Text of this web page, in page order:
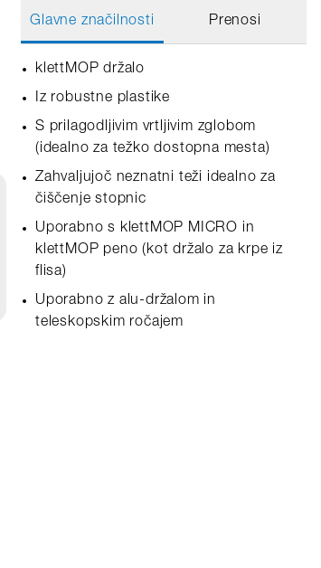
Glavne značilnosti Prenosi
klettMOP držalo
Iz robustne plastike
S prilagodljivim vrtljivim zglobom
(idealno za težko dostopna mesta)
Zahvaljujoč neznatni teži idealno za
čiščenje stopnic
Uporabno s klettMOP MICRO in
klettMOP peno (kot držalo za krpe iz
flisa)
Uporabno z alu-držalom in
teleskopskim ročajem